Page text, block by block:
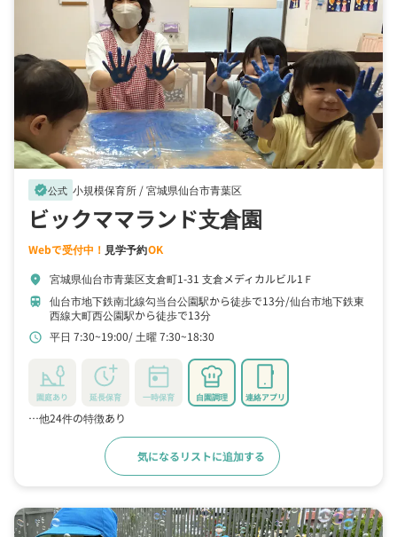
verified公式 小規模保育所 /宮城県仙台市青葉区
ビックママランド支倉園
Webで受付中！ 見学予約OK
location_on 宮城県仙台市青葉区支倉町1-31 支倉メディカルビル1Ｆ
train 仙台市地下鉄南北線勾当台公園駅から徒歩で13分 仙台市地下鉄東
西線大町西公園駅から徒歩で13分
schedule 平日 7:30~19:00 土曜 7:30~18:30
園庭あり 延長保育 一時保育 自園調理 連絡アプリ
…他24件の特徴あり
気になるリストに追加する